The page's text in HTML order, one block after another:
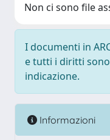
Non ci sono file
I documenti in
e tutti i diritti
indicazione.
Informazioni